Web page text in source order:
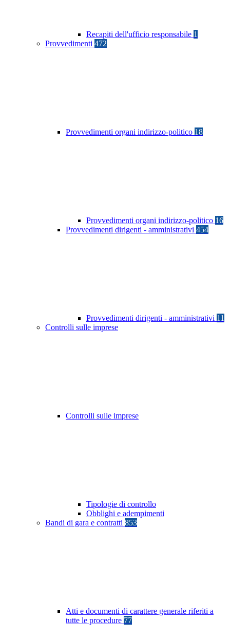
Recapiti dell'ufficio responsabile 1
Provvedimenti 472
Provvedimenti organi indirizzo-politico 18
Provvedimenti organi indirizzo-politico 16
Provvedimenti dirigenti - amministrativi 454
Provvedimenti dirigenti - amministrativi 11
Controlli sulle imprese
Controlli sulle imprese
Tipologie di controllo
Obblighi e adempimenti
Bandi di gara e contratti 853
Atti e documenti di carattere generale riferiti a
tutte le procedure 77